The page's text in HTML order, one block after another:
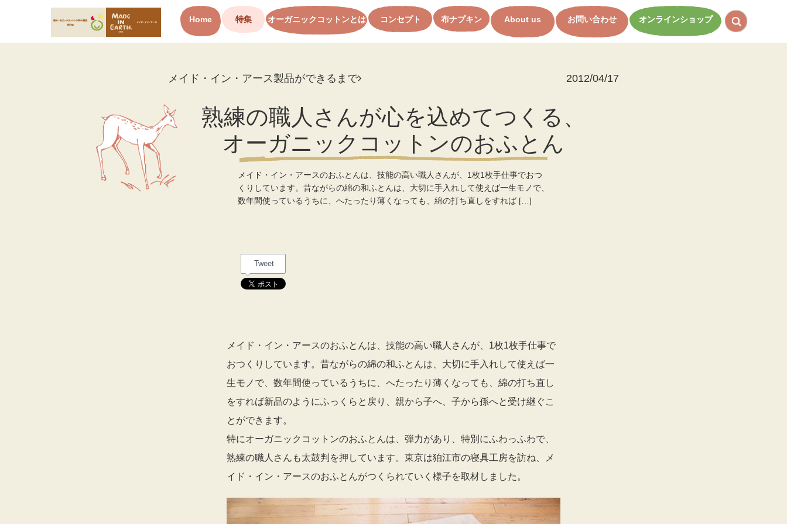
オーガニックコットン製品と
Home 特集 オーガニックコットンとは コンセプト 布ナプキン About us お問い合わせ オンラインショップ
メイド・イン・アース製品ができるまで 2012/04/17
熟練の職人さんが心を込めてつくる、
オーガニックコットンのおふとん
メイド・イン・アースのおふとんは、技能の高い職人さんが、1枚1枚手仕事でおつ
くりしています。昔ながらの綿の和ふとんは、大切に手入れして使えば一生モノで、
数年間使っているうちに、へたったり薄くなっても、綿の打ち直しをすれば […]
Tweet
メイド・イン・アースのおふとんは、技能の高い職人さんが、1枚1枚手仕事で
おつくりしています。昔ながらの綿の和ふとんは、大切に手入れして使えば一
生モノで、数年間使っているうちに、へたったり薄くなっても、綿の打ち直し
をすれば新品のようにふっくらと戻り、親から子へ、子から孫へと受け継ぐこ
とができます。
特にオーガニックコットンのおふとんは、弾力があり、特別にふわっふわで、
熟練の職人さんも太鼓判を押しています。東京は狛江市の寝具工房を訪ね、メ
イド・イン・アースのおふとんがつくられていく様子を取材しました。